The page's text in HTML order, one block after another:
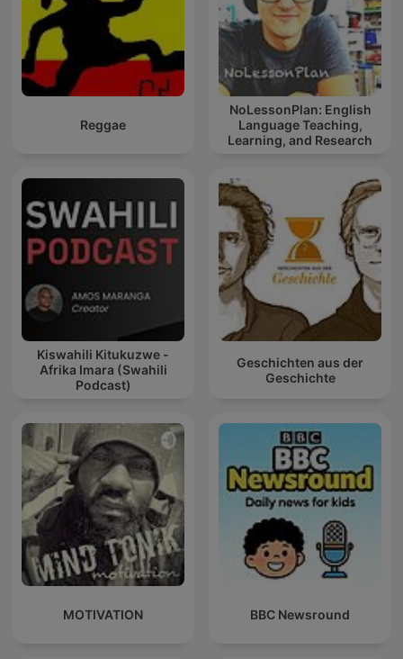
Reggae
NoLessonPlan: English
Language Teaching,
Learning, and Research
Kiswahili Kitukuzwe -
Afrika Imara (Swahili
Podcast)
Geschichten aus der
Geschichte
MOTIVATION BBC Newsround